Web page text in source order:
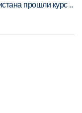
прошли курс ..